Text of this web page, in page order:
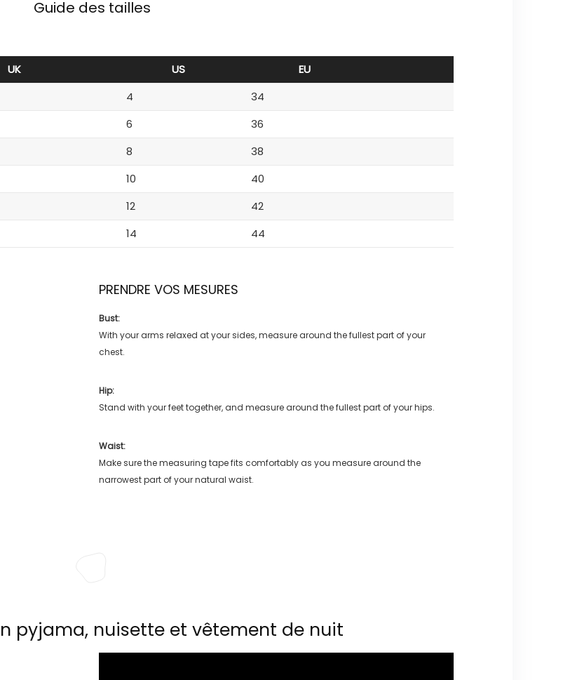
Guide des tailles
UK US
EU
4
34
6
36
8
38
10
40
12
42
14 44
PRENDRE VOS MESURES
Bust:
With your arms relaxed at your sides, measure around the fullest part of your
chest.
Hip:
Stand with your feet together, and measure around the fullest part of your hips.
Waist:
Make sure the measuring tape fits comfortably as you measure around the
narrowest part of your natural waist.
pyjama, nuisette et vêtement de nuit